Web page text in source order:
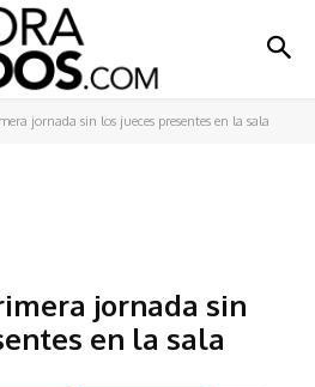
jornada sin los jueces presentes en la sala
jornada sin
en la sala